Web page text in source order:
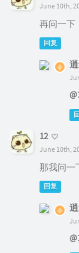
June 10th,
再问一下
回复
12
June 10th,
那我问一
回复